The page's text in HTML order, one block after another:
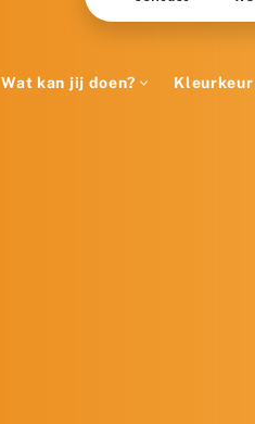
Wat kan jij doen? Kleurkeur